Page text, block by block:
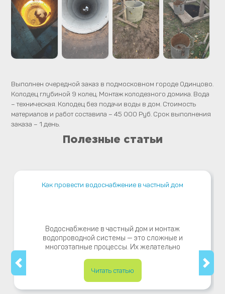
Выполнен очередной заказ в подмосковном городе Одинцово.
Колодец глубиной 9 колец. Монтаж колодезного домика. Вода
– техническая. Колодец без подачи воды в дом. Стоимость
материалов и работ составила – 45 000 Руб. Срок выполнения
заказа – 1 день.
Полезные статьи
Как провести водоснабжение в частный дом
Водоснабжение в частный дом и монтаж
водопроводной системы — это сложные и
многоэтапные процессы. Их желательно
Читать статью